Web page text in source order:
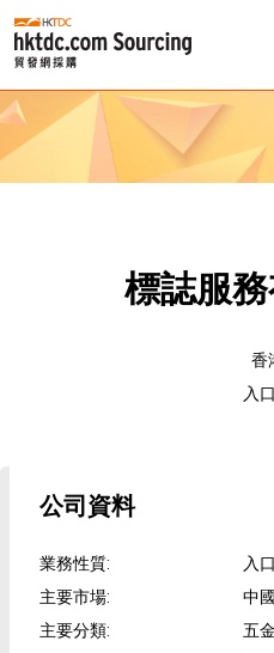
標誌服
香
入
公司資料
業務性質:
入
主要市場:
中
主要分類:
五